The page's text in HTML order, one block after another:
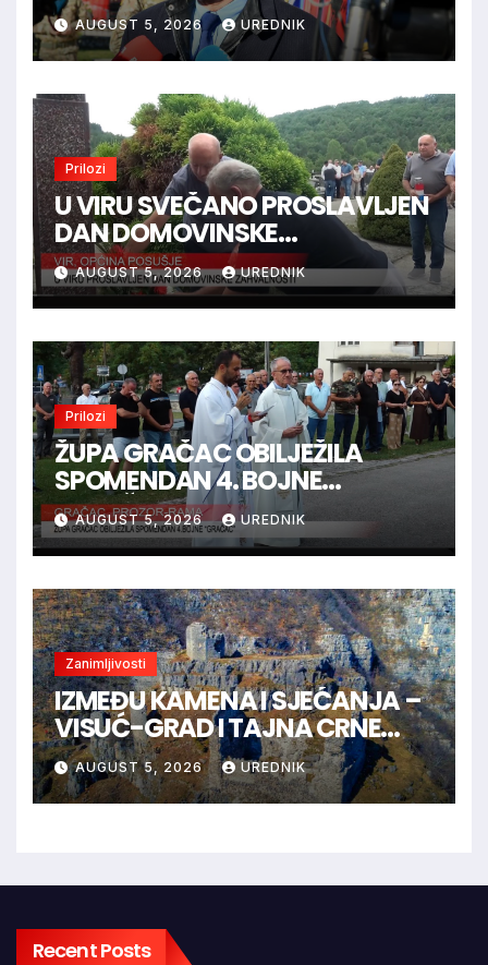
je trebao ući u Vukovar preko
Marinaca, Bogdanovaca i
Bršadina
AUGUST 5, 2026 UREDNIK
Prilozi
U VIRU SVEČANO PROSLAVLJEN
DAN DOMOVINSKE
ZAHVALNOSTI
AUGUST 5, 2026 UREDNIK
Prilozi
ŽUPA GRAČAC OBILJEŽILA
SPOMENDAN 4. BOJNE
“GRAČAC”
AUGUST 5, 2026 UREDNIK
Zanimljivosti
IZMEĐU KAMENA I SJEĆANJA –
VISUĆ-GRAD I TAJNA CRNE
KRALJICE
AUGUST 5, 2026 UREDNIK
Recent Posts